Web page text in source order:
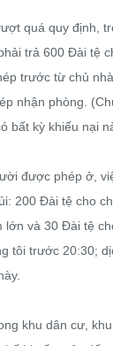
quá quy định,
trả 600 Đài tệ
trước từ chủ
nhận phòng.
bất kỳ khiếu nại
được phép ở,
200 Đài tệ cho
lớn và 30 Đài tệ
tôi trước 20:30;
khu dân cư,